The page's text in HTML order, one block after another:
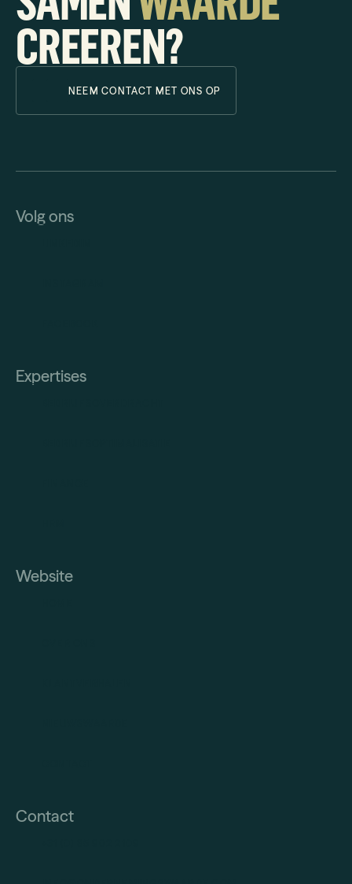
CREEREN?
NEEM CONTACT MET ONS OP
Volg ons
Expertises
Website
Contact